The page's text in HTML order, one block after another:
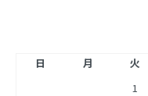
日 月 火
1